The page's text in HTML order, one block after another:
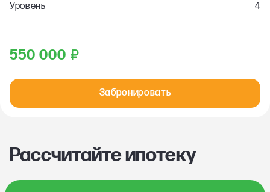
Уровень
4
550 000 ₽
Забронировать
Рассчитайте ипотеку